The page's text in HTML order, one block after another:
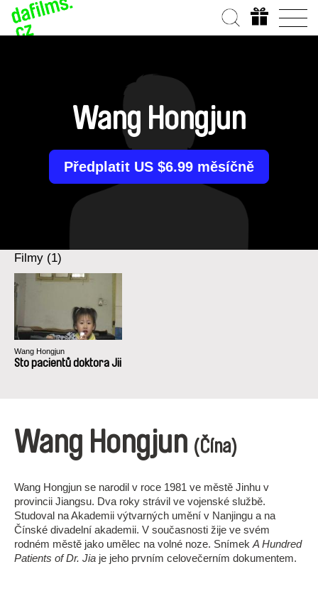
Wang Hongjun
Předplatit US $6.99 měsíčně
Filmy (1)
Wang Hongjun
Sto pacientů doktora Jii
Wang Hongjun (Čína)
Wang Hongjun se narodil v roce 1981 ve městě Jinhu v
provincii Jiangsu. Dva roky strávil ve vojenské službě.
Studoval na Akademii výtvarných umění v Nanjingu a na
Čínské divadelní akademii. V současnosti žije ve svém
rodném městě jako umělec na volné noze. Snímek A Hundred
Patients of Dr. Jia je jeho prvním celovečerním dokumentem.